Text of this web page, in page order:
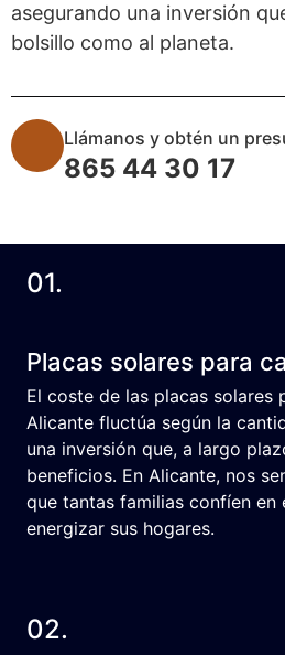
asegurando una inversión
bolsillo como al planeta.
Llámanos y obtén un
865 44 30 17
01.
Placas solares para
El coste de las placas solares
Alicante fluctúa según la
una inversión que, a largo
beneficios. En Alicante, nos
que tantas familias confíen en
energizar sus hogares.
02.